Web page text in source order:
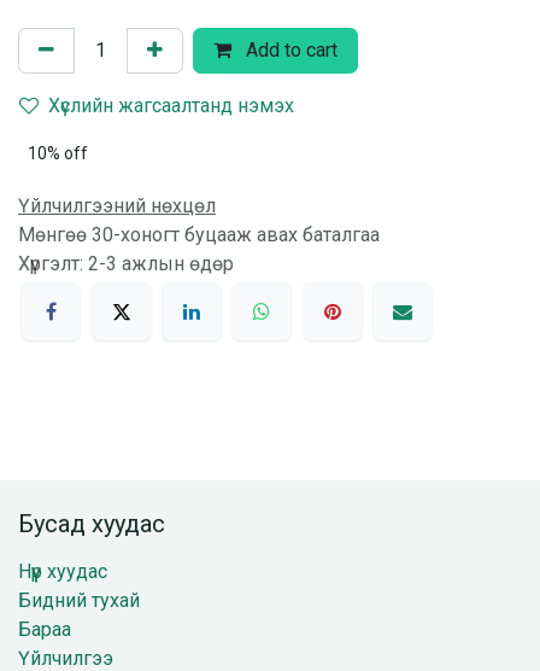
Add to cart
Хүслийн жагсаалтанд нэмэх
10% off
Үйлчилгээний нөхцөл
Мөнгөө 30-хоногт буцааж авах баталгаа
Хүргэлт: 2-3 ажлын өдөр
Бусад хуудас
Нүүр хуудас
Бидний тухай
Бараа
Үйлчилгээ